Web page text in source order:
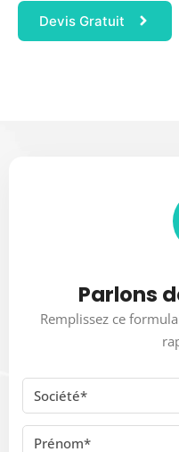
Devis Gratuit
Parlons
Remplissez ce